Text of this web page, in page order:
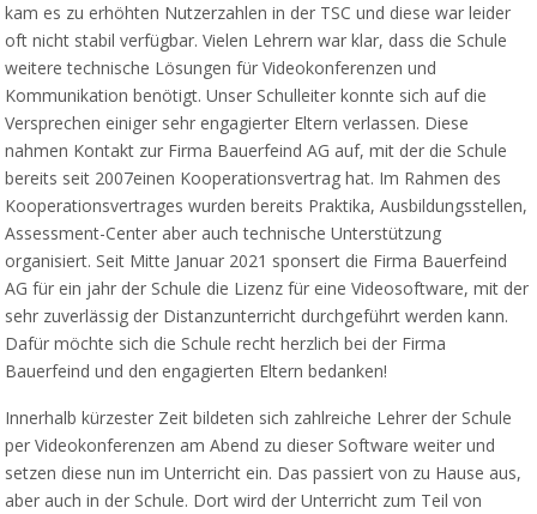
kam es zu erhöhten Nutzerzahlen in der TSC und diese war leider
oft nicht stabil verfügbar. Vielen Lehrern war klar, dass die Schule
weitere technische Lösungen für Videokonferenzen und
Kommunikation benötigt. Unser Schulleiter konnte sich auf die
Versprechen einiger sehr engagierter Eltern verlassen. Diese
nahmen Kontakt zur Firma Bauerfeind AG auf, mit der die Schule
bereits seit 2007einen Kooperationsvertrag hat. Im Rahmen des
Kooperationsvertrages wurden bereits Praktika, Ausbildungsstellen,
Assessment-Center aber auch technische Unterstützung
organisiert. Seit Mitte Januar 2021 sponsert die Firma Bauerfeind
AG für ein jahr der Schule die Lizenz für eine Videosoftware, mit der
sehr zuverlässig der Distanzunterricht durchgeführt werden kann.
Dafür möchte sich die Schule recht herzlich bei der Firma
Bauerfeind und den engagierten Eltern bedanken!
Innerhalb kürzester Zeit bildeten sich zahlreiche Lehrer der Schule
per Videokonferenzen am Abend zu dieser Software weiter und
setzen diese nun im Unterricht ein. Das passiert von zu Hause aus,
aber auch in der Schule. Dort wird der Unterricht zum Teil von